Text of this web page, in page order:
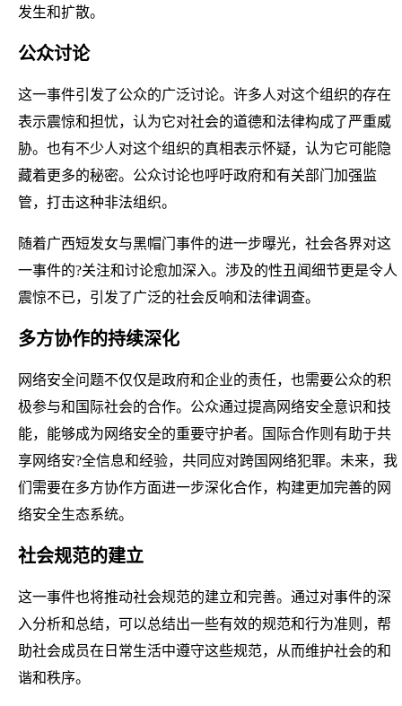
发生和扩散。
公众讨论
这一事件引发了公众的广泛讨论。许多人对这个组织的存在
表示震惊和担忧，认为它对社会的道德和法律构成了严重威
胁。也有不少人对这个组织的真相表示怀疑，认为它可能隐
藏着更多的秘密。公众讨论也呼吁政府和有关部门加强监
管，打击这种非法组织。
随着广西短发女与黑帽门事件的进一步曝光，社会各界对这
一事件的?关注和讨论愈加深入。涉及的性丑闻细节更是令人
震惊不已，引发了广泛的社会反响和法律调查。
多方协作的持续深化
网络安全问题不仅仅是政府和企业的责任，也需要公众的积
极参与和国际社会的合作。公众通过提高网络安全意识和技
能，能够成为网络安全的重要守护者。国际合作则有助于共
享网络安?全信息和经验，共同应对跨国网络犯罪。未来，我
们需要在多方协作方面进一步深化合作，构建更加完善的网
络安全生态系统。
社会规范的建立
这一事件也将推动社会规范的建立和完善。通过对事件的深
入分析和总结，可以总结出一些有效的规范和行为准则，帮
助社会成员在日常生活中遵守这些规范，从而维护社会的和
谐和秩序。